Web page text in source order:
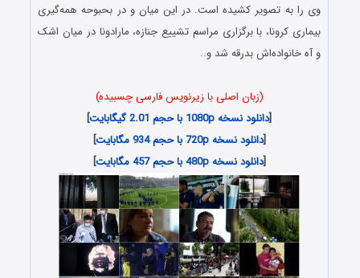
وی را به تصویر کشیده است. در این میان و در بحبوحه همه‌گیری
بیماری کرونا، با برگزاری مراسم تشییع جنازه، مارادونا در میان اشک
و آه خانواده‌اش بدرقه شد و..
(زبان اصلی با زیرنویس فارسی چسبیده)
[دانلود نسخه 1080p با حجم 2.01 گیگابایت
]
[دانلود نسخه 720p با حجم 934 مگابایت
]
[دانلود نسخه 480p با حجم 457 مگابایت ]